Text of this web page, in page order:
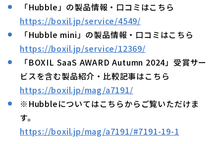
「Hubble」の製品情報・口コミはこちら
https://boxil.jp/service/4549/
「Hubble mini」の製品情報・口コミはこちら
https://boxil.jp/service/12369/
「BOXIL SaaS AWARD Autumn 2024」受賞サー
ビスを含む製品紹介・比較記事はこちら
https://boxil.jp/mag/a7191/
※Hubbleについてはこちらからご覧いただけま
す。
https://boxil.jp/mag/a7191/#7191-19-1